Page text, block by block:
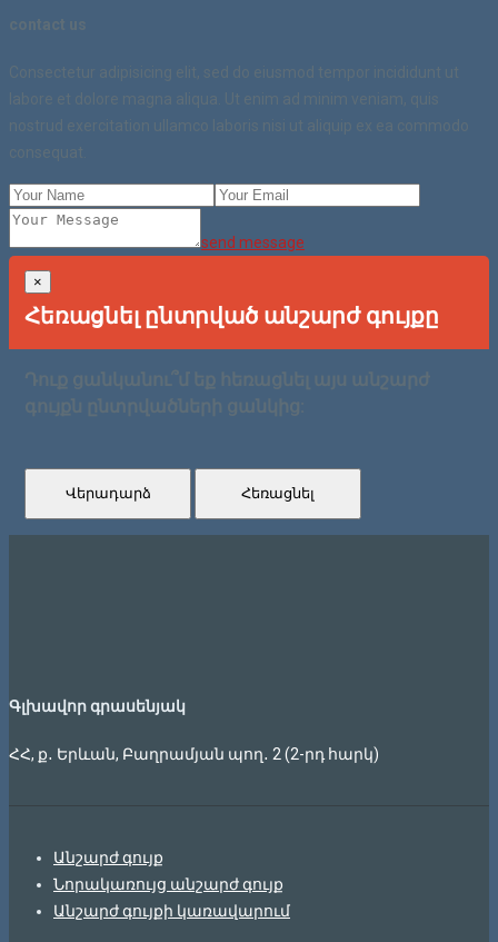
contact us
Consectetur adipisicing elit, sed do eiusmod tempor incididunt ut
labore et dolore magna aliqua. Ut enim ad minim veniam, quis
nostrud exercitation ullamco laboris nisi ut aliquip ex ea commodo
consequat.
send message
×
Հեռացնել ընտրված անշարժ գույքը
Դուք ցանկանու՞մ եք հեռացնել այս անշարժ
գույքն ընտրվածների ցանկից:
Վերադարձ Հեռացնել
Գլխավոր գրասենյակ
ՀՀ, ք․ Երևան, Բաղրամյան պող․ 2 (2-րդ հարկ)
Անշարժ գույք
Նորակառույց անշարժ գույք
Անշարժ գույքի կառավարում